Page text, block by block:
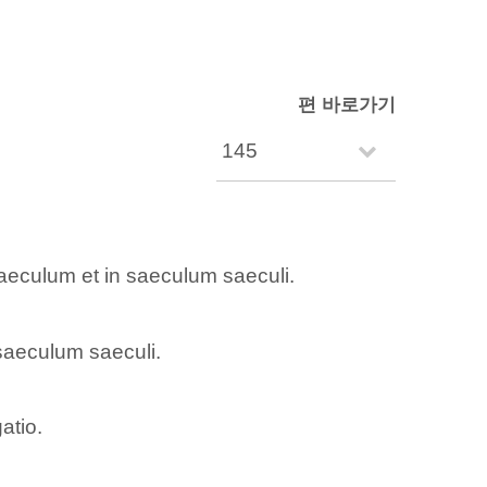
편 바로가기
et in saeculum saeculi.
saeculi.